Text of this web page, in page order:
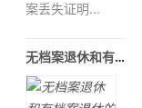
案丢失证明...
无档案退休和有档案退休的差别？